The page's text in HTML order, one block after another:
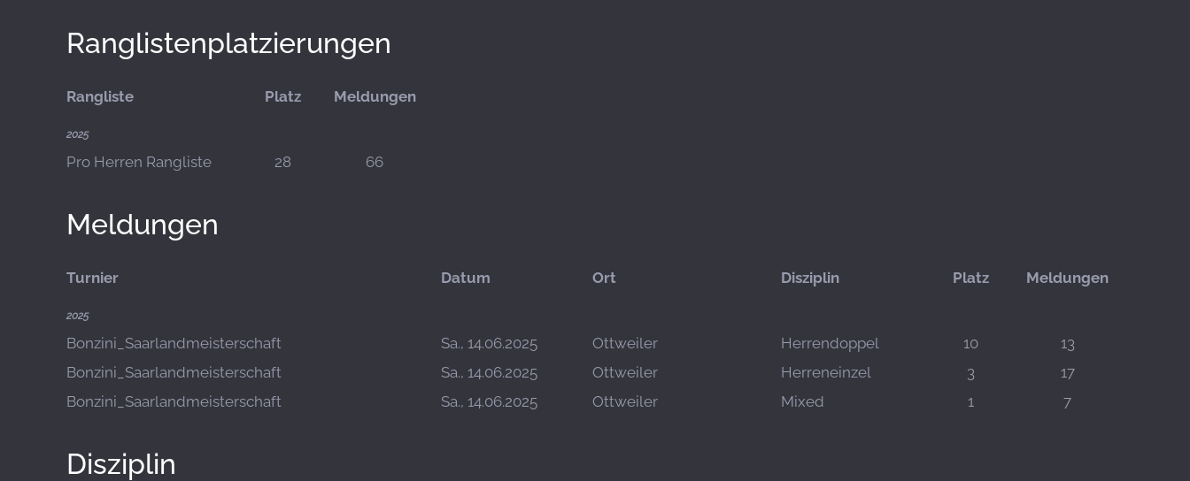
Ranglistenplatzierungen
Rangliste Platz Meldungen
2025
Pro Herren Rangliste 28 66
Meldungen
Turnier Datum Ort Disziplin Platz Meldungen
2025
Bonzini_Saarlandmeisterschaft Sa., 14.06.2025 Ottweiler Herrendoppel 10
13
Bonzini_Saarlandmeisterschaft
Sa., 14.06.2025 Ottweiler Herreneinzel 3
17
Bonzini_Saarlandmeisterschaft
Sa., 14.06.2025 Ottweiler Mixed 1 7
Disziplin